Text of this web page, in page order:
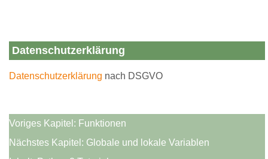
Datenschutzerklärung
Datenschutzerklärung nach DSGVO
Voriges Kapitel: Funktionen
Nächstes Kapitel: Globale und lokale Variablen